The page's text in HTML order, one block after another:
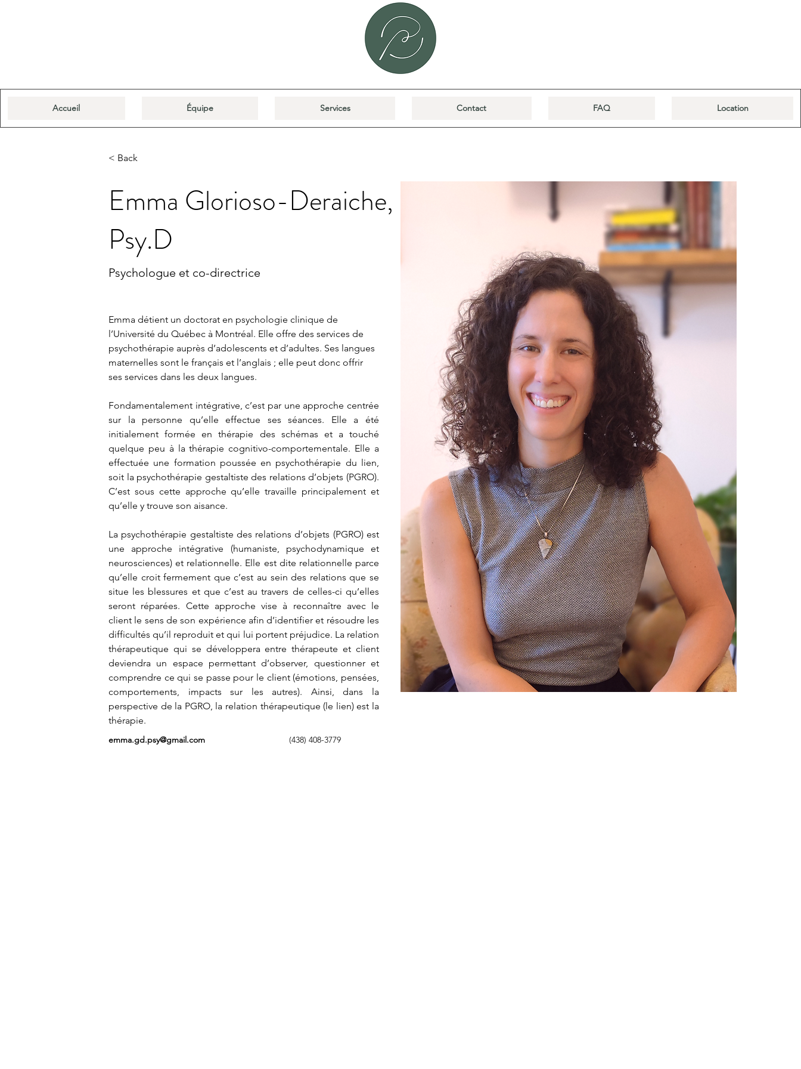
Accueil Équipe Services Contact FAQ Location
< Back
Emma Glorioso-Deraiche,
Psy.D
Psychologue et co-directrice
Emma détient un doctorat en psychologie clinique de
l’Université du Québec à Montréal. Elle offre des services de
psychothérapie auprès d’adolescents et d’adultes. Ses langues
maternelles sont le français et l’anglais ; elle peut donc offrir
ses services dans les deux langues.
Fondamentalement intégrative, c’est par une approche centrée
sur la personne qu’elle effectue ses séances. Elle a été
initialement formée en thérapie des schémas et a touché
quelque peu à la thérapie cognitivo-comportementale. Elle a
effectuée une formation poussée en psychothérapie du lien,
soit la psychothérapie gestaltiste des relations d’objets (PGRO).
C’est sous cette approche qu’elle travaille principalement et
qu’elle y trouve son aisance.
La psychothérapie gestaltiste des relations d’objets (PGRO) est
une approche intégrative (humaniste, psychodynamique et
neurosciences) et relationnelle. Elle est dite relationnelle parce
qu’elle croit fermement que c’est au sein des relations que se
situe les blessures et que c’est au travers de celles-ci qu’elles
seront réparées. Cette approche vise à reconnaître avec le
client le sens de son expérience afin d’identifier et résoudre les
difficultés qu’il reproduit et qui lui portent préjudice. La relation
thérapeutique qui se développera entre thérapeute et client
deviendra un espace permettant d’observer, questionner et
comprendre ce qui se passe pour le client (émotions, pensées,
comportements, impacts sur les autres). Ainsi, dans la
perspective de la PGRO, la relation thérapeutique (le lien) est la
thérapie.
emma.gd.psy@gmail.com (438) 408-3779